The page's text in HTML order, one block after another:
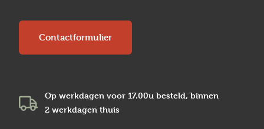
Contactformulier
Op werkdagen voor 17.00u besteld, binnen
2 werkdagen thuis